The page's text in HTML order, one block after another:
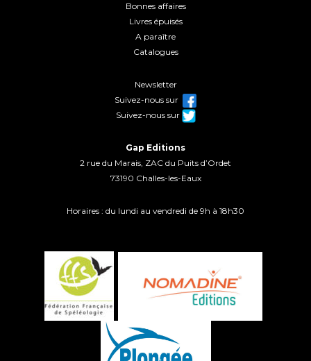
Bonnes affaires
Livres épuisés
A paraître
Catalogues
Newsletter
Suivez-nous sur
Suivez-nous sur
Gap Editions
2 rue du Marais, ZAC du Puits d’Ordet
73190 Challes-les-Eaux
Horaires : du lundi au vendredi de 9h à 18h30